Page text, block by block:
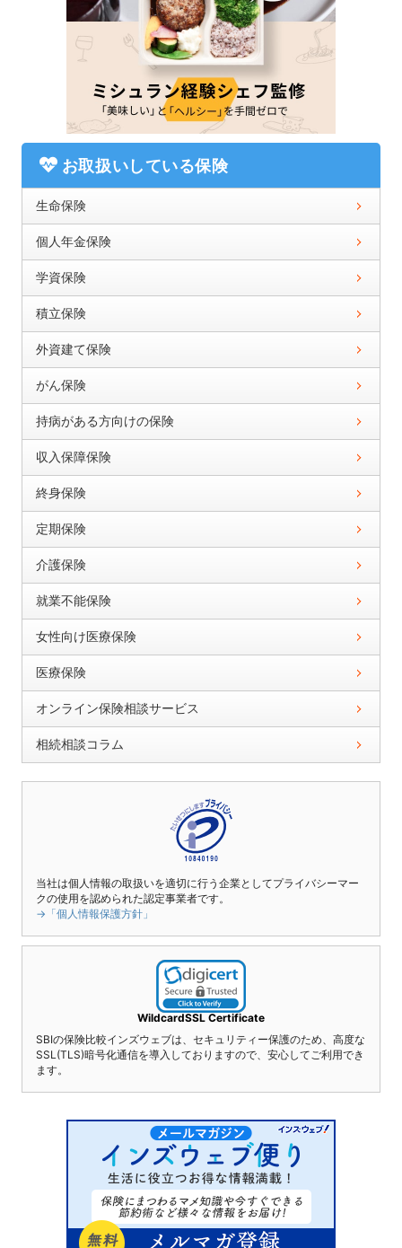
お取扱いしている保険
生命保険
個人年金保険
学資保険
積立保険
外資建て保険
がん保険
持病がある方向けの保険
収入保障保険
終身保険
定期保険
介護保険
就業不能保険
女性向け医療保険
医療保険
オンライン保険相談サービス
相続相談コラム
当社は個人情報の取扱いを適切に行う企業としてプライバシーマー
クの使用を認められた認定事業者です。
→「個人情報保護方針」
WildcardSSL Certificate
SBIの保険比較インズウェブは、セキュリティー保護のため、高度な
SSL(TLS)暗号化通信を導入しておりますので、安心してご利用でき
ます。